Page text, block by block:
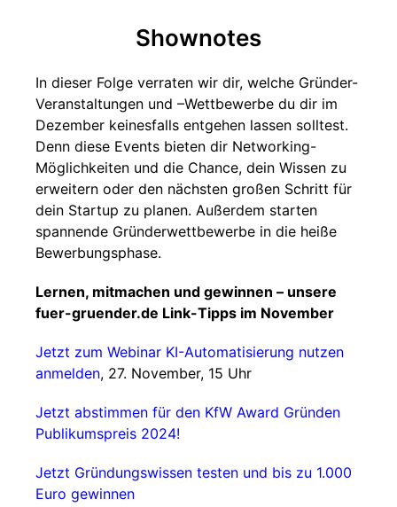
Shownotes
In dieser Folge verraten wir dir, welche Gründer-
Veranstaltungen und –Wettbewerbe du dir im
Dezember keinesfalls entgehen lassen solltest.
Denn diese Events bieten dir Networking-
Möglichkeiten und die Chance, dein Wissen zu
erweitern oder den nächsten großen Schritt für
dein Startup zu planen. Außerdem starten
spannende Gründerwettbewerbe in die heiße
Bewerbungsphase.
Lernen, mitmachen und gewinnen – unsere
fuer-gruender.de Link-Tipps im November
Jetzt zum Webinar KI-Automatisierung nutzen
anmelden, 27. November, 15 Uhr
Jetzt abstimmen für den KfW Award Gründen
Publikumspreis 2024!
Jetzt Gründungswissen testen und bis zu 1.000
Euro gewinnen